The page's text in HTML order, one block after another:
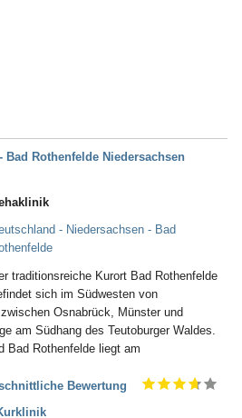
Bad Rothenfelde Niedersachsen
- Niedersachsen - Bad
traditionsreiche Kurort Bad Rothenfelde
sich im Südwesten von
Osnabrück, Münster und
am Südhang des Teutoburger Waldes.
Bad Rothenfelde liegt am
Bewertung